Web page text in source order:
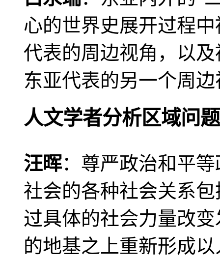
心的世界史展开过程
代表的周边视角，以
东亚代表的另一个周
人文学者分析区域问题
汪晖：尊严政治和平
社会的各种社会关系
过具体的社会力量改
的地基之上重新形成